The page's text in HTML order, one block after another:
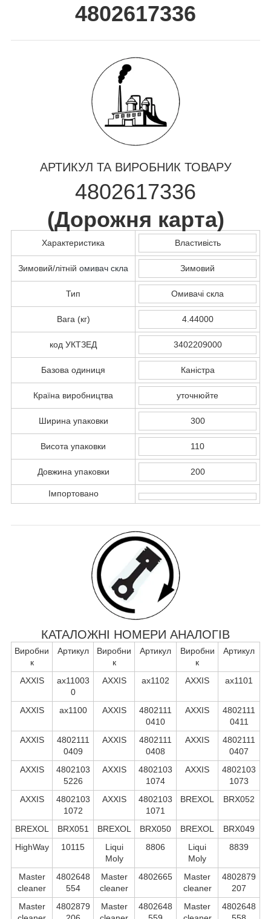
4802617336
АРТИКУЛ ТА ВИРОБНИК ТОВАРУ
4802617336
(Дорожня карта)
Характеристика Властивість
Зимовий/літній омивач скла Зимовий
Тип Омивачі скла
Вага (кг) 4.44000
код УКТЗЕД 3402209000
Базова одиниця Каністра
Країна виробництва уточнюйте
Ширина упаковки 300
Висота упаковки 110
Довжина упаковки 200
Імпортовано
КАТАЛОЖНІ НОМЕРИ АНАЛОГІВ
Виробни
к
Артикул
Виробни
к
Артикул
Виробни
к
Артикул
AXXIS
ax11003
0
AXXIS ax1102 AXXIS ax1101
AXXIS ax1100 AXXIS
4802111
0410
AXXIS
4802111
0411
AXXIS
4802111
0409
AXXIS
4802111
0408
AXXIS
4802111
0407
AXXIS
4802103
5226
AXXIS
4802103
1074
AXXIS
4802103
1073
AXXIS
4802103
1072
AXXIS
4802103
1071
BREXOL BRX052
BREXOL BRX051 BREXOL BRX050 BREXOL
BRX049
HighWay
10115
Liqui
Moly
8806
Liqui
Moly
8839
Master
cleaner
4802648
554
Master
cleaner
4802665
Master
cleaner
4802879
207
Master
4802879
Master
4802648
Master
4802648